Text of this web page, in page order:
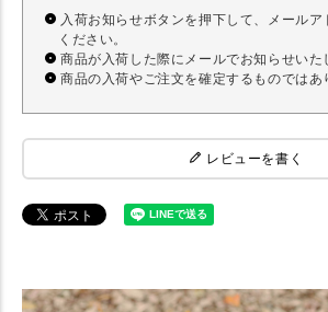
入荷お知らせボタンを押下して、メールア
ください。
商品が入荷した際にメールでお知らせいた
商品の入荷やご注文を確定するものではあ
レビューを書く